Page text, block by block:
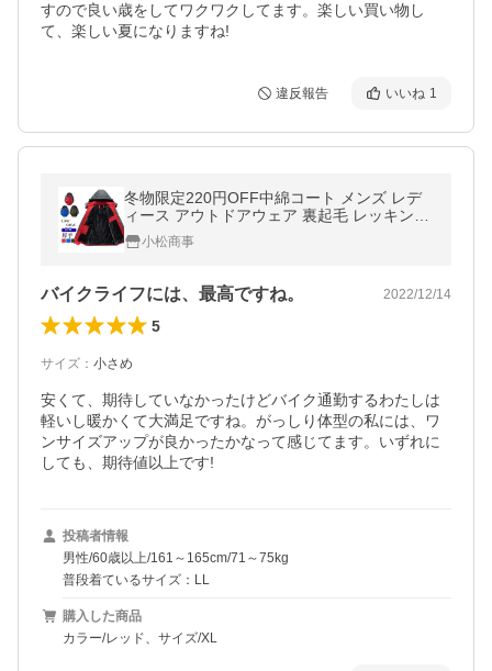
すので良い歳をしてワクワクしてます。楽しい買い物し
て、楽しい夏になりますね!
違反報告 いいね 1
冬物限定220円OFF中綿コート メンズ レデ
ィース アウトドアウェア 裏起毛 レッキング
ウェア スマウンテンパーカー 冬用 作業服 バ
イク乗りジャケット フード付き
小松商事
バイクライフには、最高ですね。 2022/12/14
5
サイズ ： 小さめ
安くて、期待していなかったけどバイク通勤するわたしは
軽いし暖かくて大満足ですね。がっしり体型の私には、ワ
ンサイズアップが良かったかなって感じてます。いずれに
投稿者情報
男性/60歳以上/161～165cm/71～75kg
普段着ているサイズ：LL
購入した商品
カラー/レッド、サイズ/XL